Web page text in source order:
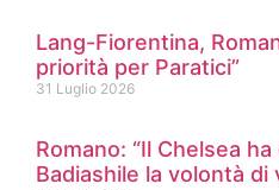
Lang-Fiorentina,
priorità per Paratici”
31 Luglio 2026
Romano: “Il Chelsea
Badiashile la volontà di